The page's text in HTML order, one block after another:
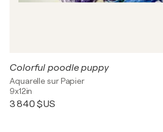
Colorful poodle puppy
Aquarelle sur Papier
9x12in
3 840 $US